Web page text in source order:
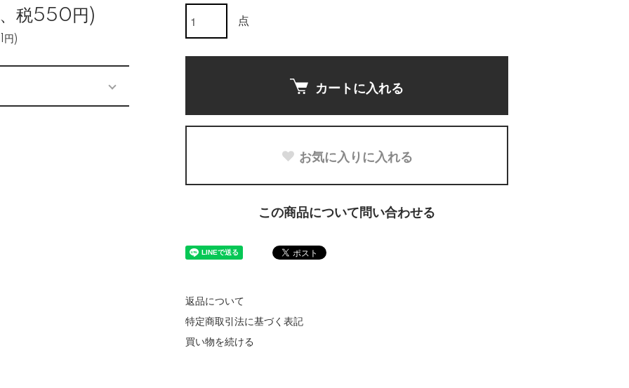
税550円)
円)
点
カートに入れる
お気に入りに入れる
この商品について問い合わせる
返品について
特定商取引法に基づく表記
買い物を続ける